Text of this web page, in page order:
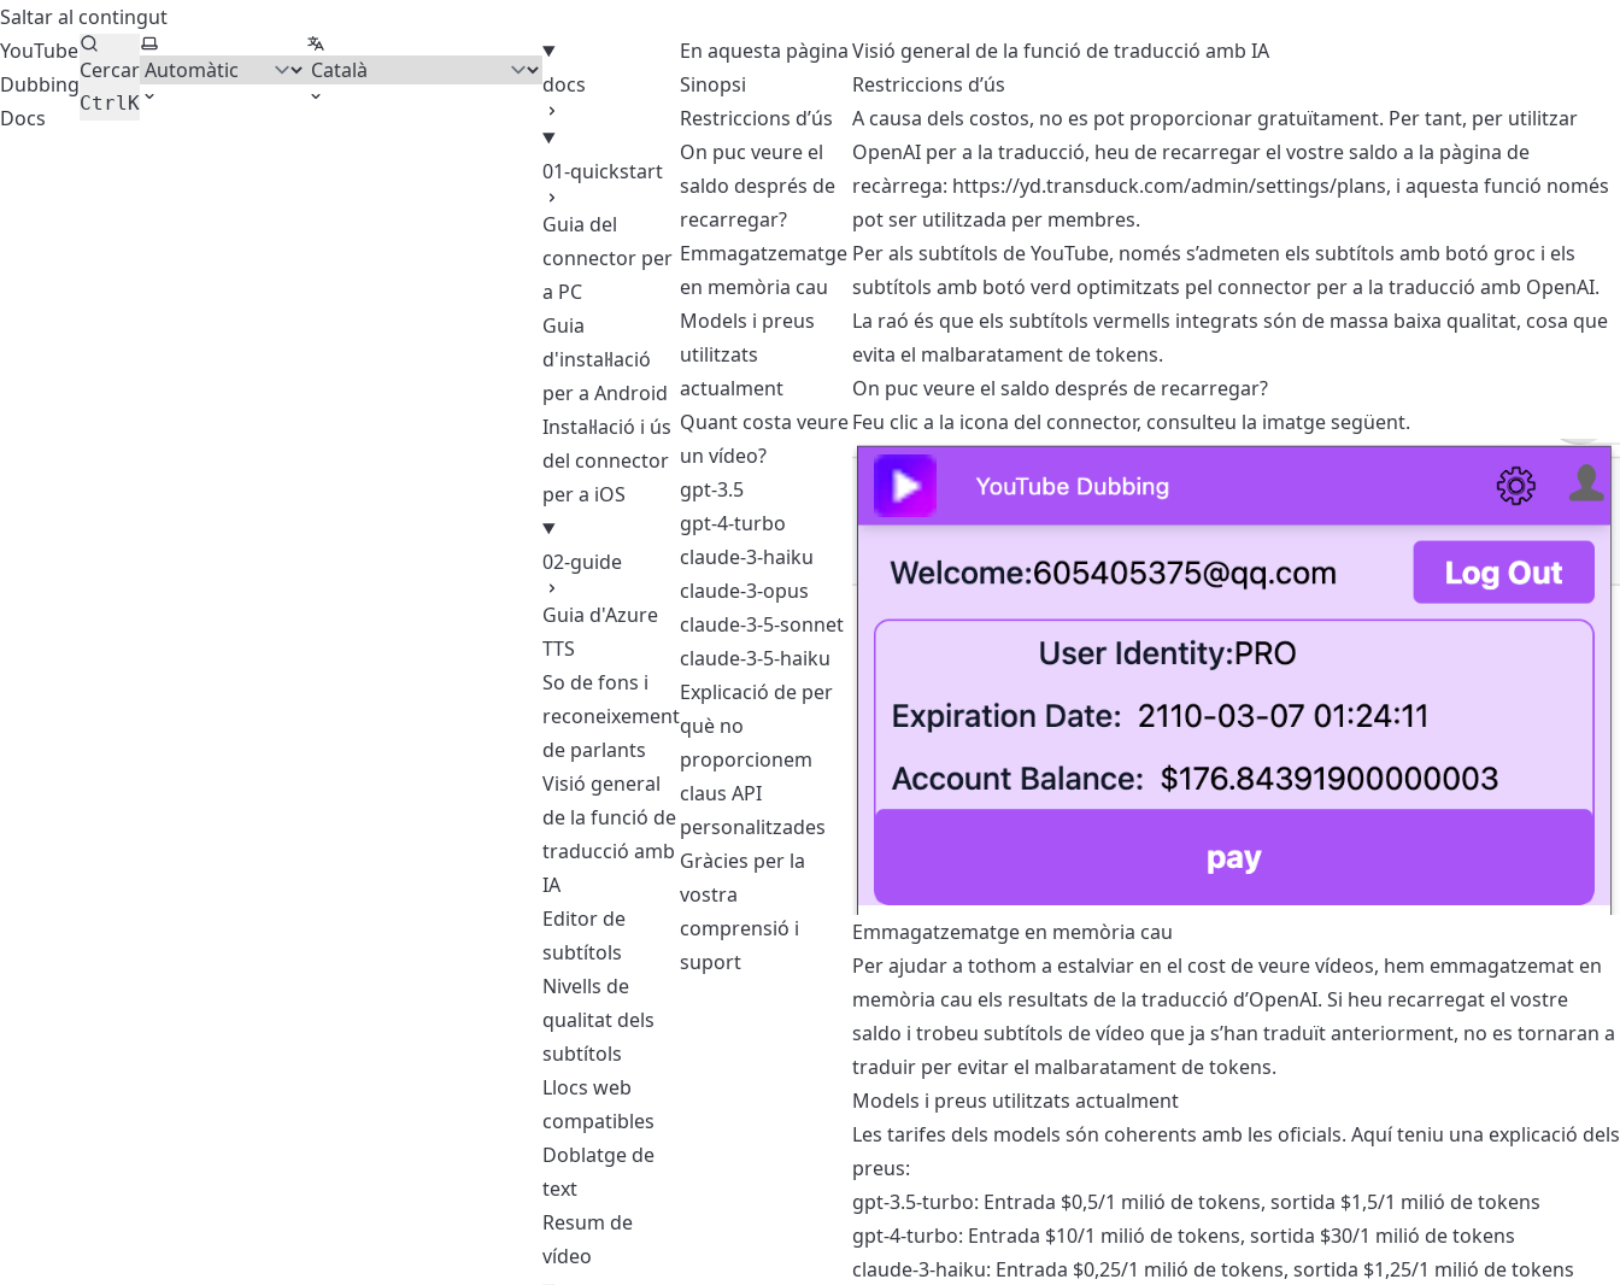
Saltar al contingut
YouTube
Dubbing
Docs
Cercar
CtrlK
Seleccionar tema Seleccionar idioma
docs
01-quickstart
Guia del
connector per
a PC
Guia
d'instal·lació
per a Android
Instal·lació i ús
del connector
per a iOS
02-guide
Guia d'Azure
TTS
So de fons i
reconeixement
de parlants
Visió general
de la funció de
traducció amb
IA
Editor de
subtítols
Nivells de
qualitat dels
subtítols
Llocs web
compatibles
Doblatge de
text
Resum de
vídeo
En aquesta pàgina
Sinopsi
Restriccions d’ús
On puc veure el
saldo després de
recarregar?
Emmagatzematge
en memòria cau
Models i preus
utilitzats
actualment
Quant costa veure
un vídeo?
gpt-3.5
gpt-4-turbo
claude-3-haiku
claude-3-opus
claude-3-5-sonnet
claude-3-5-haiku
Explicació de per
què no
proporcionem
claus API
personalitzades
Gràcies per la
vostra
comprensió i
suport
Visió general de la funció de traducció amb IA
Restriccions d’ús
A causa dels costos, no es pot proporcionar gratuïtament. Per tant, per utilitzar
OpenAI per a la traducció, heu de recarregar el vostre saldo a la pàgina de
recàrrega: https://yd.transduck.com/admin/settings/plans, i aquesta funció només
pot ser utilitzada per membres.
Per als subtítols de YouTube, només s’admeten els subtítols amb botó groc i els
subtítols amb botó verd optimitzats pel connector per a la traducció amb OpenAI.
La raó és que els subtítols vermells integrats són de massa baixa qualitat, cosa que
evita el malbaratament de tokens.
On puc veure el saldo després de recarregar?
Feu clic a la icona del connector, consulteu la imatge següent.
Emmagatzematge en memòria cau
Per ajudar a tothom a estalviar en el cost de veure vídeos, hem emmagatzemat en
memòria cau els resultats de la traducció d’OpenAI. Si heu recarregat el vostre
saldo i trobeu subtítols de vídeo que ja s’han traduït anteriorment, no es tornaran a
traduir per evitar el malbaratament de tokens.
Models i preus utilitzats actualment
Les tarifes dels models són coherents amb les oficials. Aquí teniu una explicació dels
preus:
gpt-3.5-turbo: Entrada $0,5/1 milió de tokens, sortida $1,5/1 milió de tokens
gpt-4-turbo: Entrada $10/1 milió de tokens, sortida $30/1 milió de tokens
claude-3-haiku: Entrada $0,25/1 milió de tokens, sortida $1,25/1 milió de tokens